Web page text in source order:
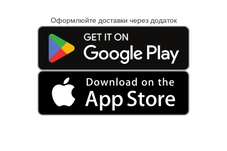
Оформлюйте доставки через додаток